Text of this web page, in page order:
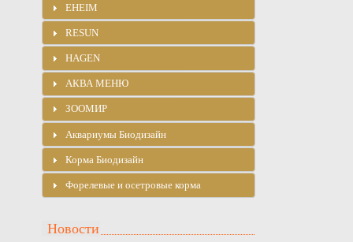
EHEIM
RESUN
HAGEN
АКВА МЕНЮ
ЗООМИР
Аквариумы Биодизайн
Корма Биодизайн
Форелевые и осетровые корма
Новости